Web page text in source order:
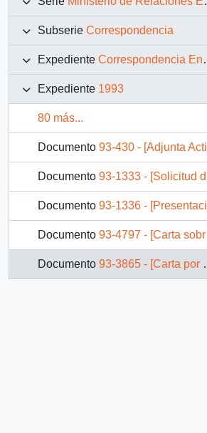
Subserie Correspondencia
Expediente Correspondencia Enviada
Expediente 1993
80 más...
Documento 93-430 - [Adjunta Actividades de la Comisión Nacional V Centenario]
Documento 93-1333 - [Solicitud de Audiencia de Embajador de Chile en El Salvador con Presidente Patricio Aylwin]
Documento 93-1336 - [Presentación de Cartas Credenciales a Embajadores]
Documento 93-4797 - [Carta sobre visita del Presidente de Honduras Rafael Callejas]
Documento 93-3865 - [Carta por solicitud de audiencia de Embajador de Chile en Gran Bretaña]